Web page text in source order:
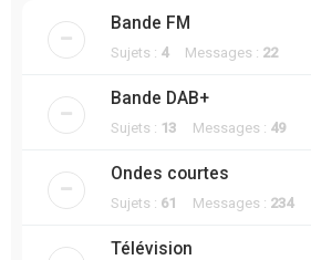
Bande FM
Sujets : 4Messages : 22
Bande DAB+
Sujets : 13 Messages : 49
Ondes courtes
Sujets : 61 Messages : 234
Télévision